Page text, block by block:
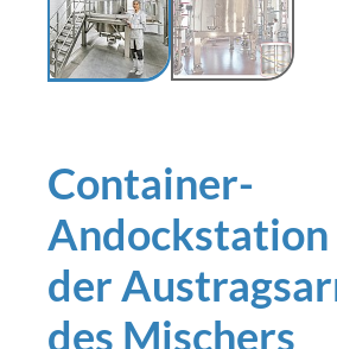
Container-
der
des Mischers